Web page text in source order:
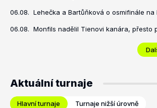
06.08. Lehečka a Bartůňková o osmifinále na
06.08. Monfils nadělil Tienovi kanára, přesto
Aktuální turnaje
Hlavní turnaje Turnaje nižší úrovně